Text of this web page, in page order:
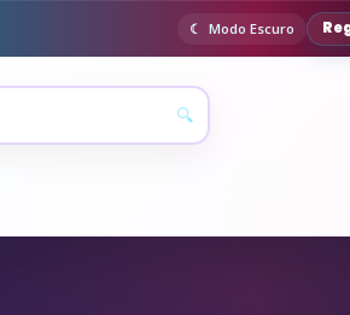
Modo Escuro
🔍